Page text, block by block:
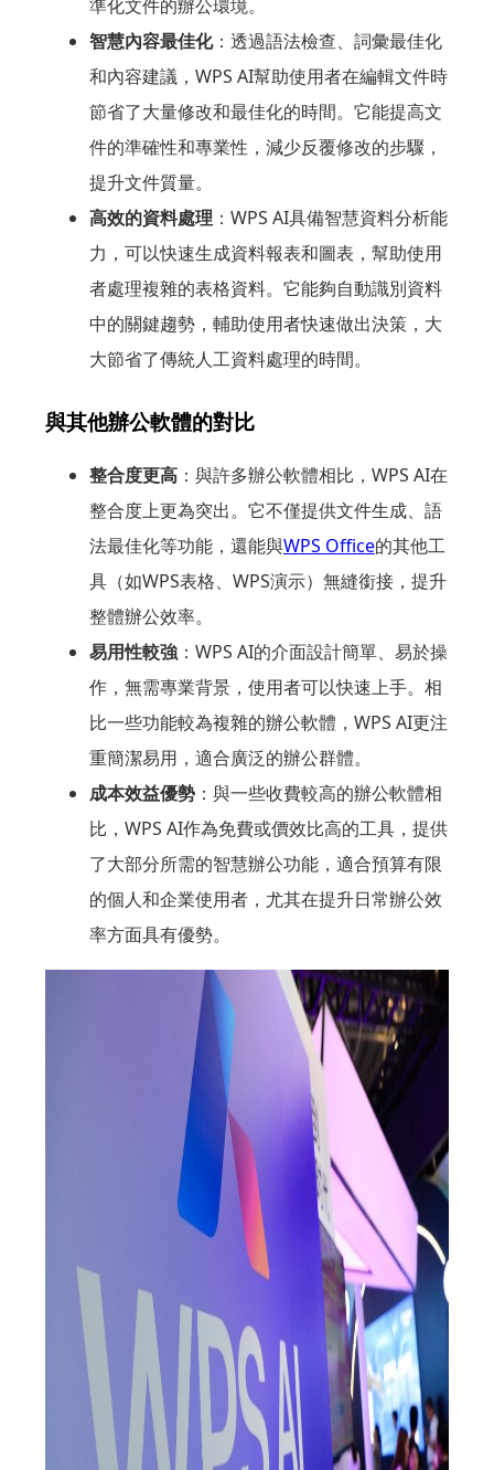
準化文件的辦公環境。
智慧內容最佳化：透過語法檢查、詞彙最佳化
和內容建議，WPS AI幫助使用者在編輯文件時
節省了大量修改和最佳化的時間。它能提高文
件的準確性和專業性，減少反覆修改的步驟，
提升文件質量。
高效的資料處理 ：WPS AI具備智慧資料分析能
力，可以快速生成資料報表和圖表，幫助使用
者處理複雜的表格資料。它能夠自動識別資料
中的關鍵趨勢，輔助使用者快速做出決策，大
大節省了傳統人工資料處理的時間。
與其他辦公軟體的對比
整合度更高：與許多辦公軟體相比，WPS AI在
整合度上更為突出。它不僅提供文件生成、語
法最佳化等功能，還能與WPS Office的其他工
具（如WPS表格、WPS演示）無縫銜接，提升
整體辦公效率。
易用性較強：WPS AI的介面設計簡單、易於操
作，無需專業背景，使用者可以快速上手。相
比一些功能較為複雜的辦公軟體，WPS AI更注
重簡潔易用，適合廣泛的辦公群體。
成本效益優勢：與一些收費較高的辦公軟體相
比，WPS AI作為免費或價效比高的工具，提供
了大部分所需的智慧辦公功能，適合預算有限
的個人和企業使用者，尤其在提升日常辦公效
率方面具有優勢。